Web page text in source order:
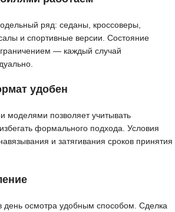
ряд: седаны, кроссоверы,
и спортивные версии. Состояние
— каждый случай
удобен
моделями позволяет учитывать
формального подхода. Условия
и затягивания сроков принятия
день осмотра удобным способом. Сделка